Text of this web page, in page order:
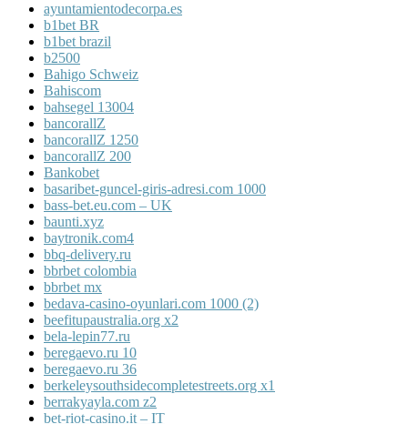
ayuntamientodecorpa.es
b1bet BR
b1bet brazil
b2500
Bahigo Schweiz
Bahiscom
bahsegel 13004
bancorallZ
bancorallZ 1250
bancorallZ 200
Bankobet
basaribet-guncel-giris-adresi.com 1000
bass-bet.eu.com – UK
baunti.xyz
baytronik.com4
bbq-delivery.ru
bbrbet colombia
bbrbet mx
bedava-casino-oyunlari.com 1000 (2)
beefitupaustralia.org x2
bela-lepin77.ru
beregaevo.ru 10
beregaevo.ru 36
berkeleysouthsidecompletestreets.org x1
berrakyayla.com z2
bet-riot-casino.it – IT